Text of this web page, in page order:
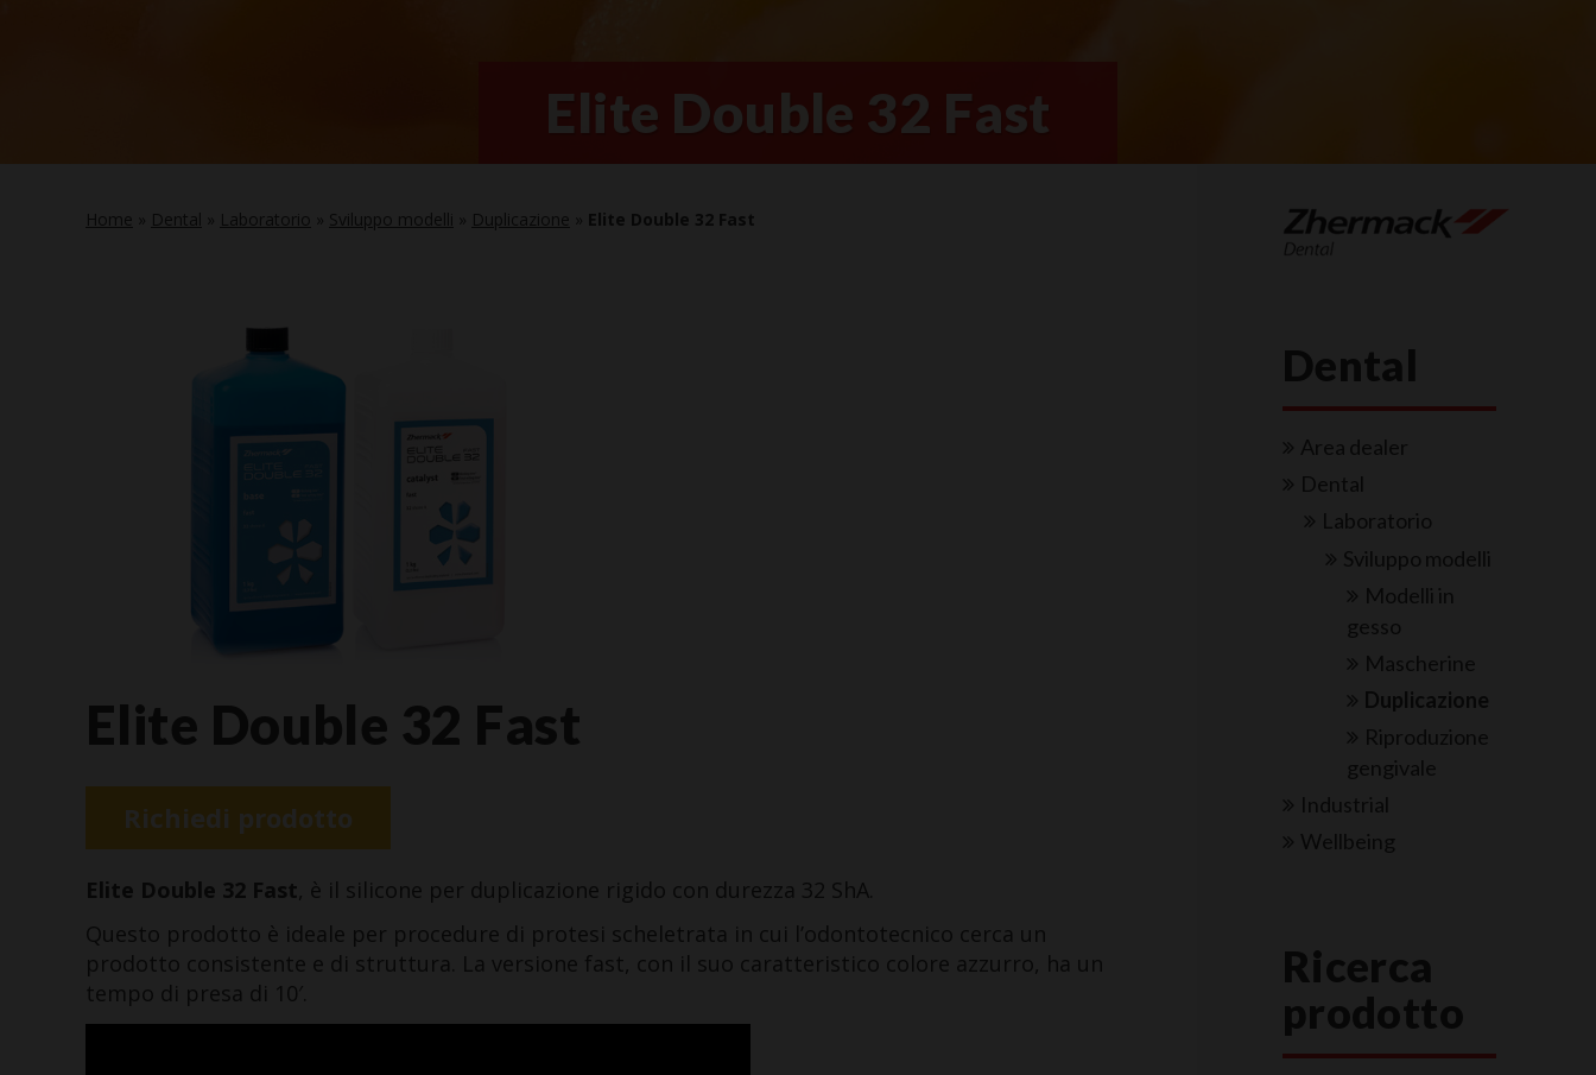
Elite Double 32 Fast
Home Dental Laboratorio Sviluppo modelli Duplicazione Elite Double 32 Fast
Elite Double 32 Fast
Richiedi prodotto
Elite Double 32 Fast, è il silicone per duplicazione rigido con durezza 32 ShA.
Questo prodotto è ideale per procedure di protesi scheletrata in cui l’odontotecnico cerca un
prodotto consistente e di struttura. La versione fast, con il suo caratteristico colore azzurro, ha un
tempo di presa di 10′.
Dental
Area dealer
Dental
Laboratorio
Sviluppo modelli
Modelli in
gesso
Mascherine
Duplicazione
Riproduzione
gengivale
Industrial
Wellbeing
Ricerca
prodotto